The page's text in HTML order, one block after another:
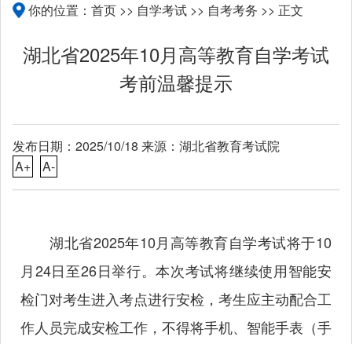
你的位置： 首页 >> 自学考试 >> 自考考务 >> 正文
湖北省2025年10月高等教育自学考试
考前温馨提示
发布日期：2025/10/18 来源：湖北省教育考试院
A+
A-
湖北省2025年10月高等教育自学考试将于10
月24日至26日举行。本次考试将继续使用智能安
检门对考生进入考点进行安检，考生应主动配合工
作人员完成安检工作，不得将手机、智能手表（手